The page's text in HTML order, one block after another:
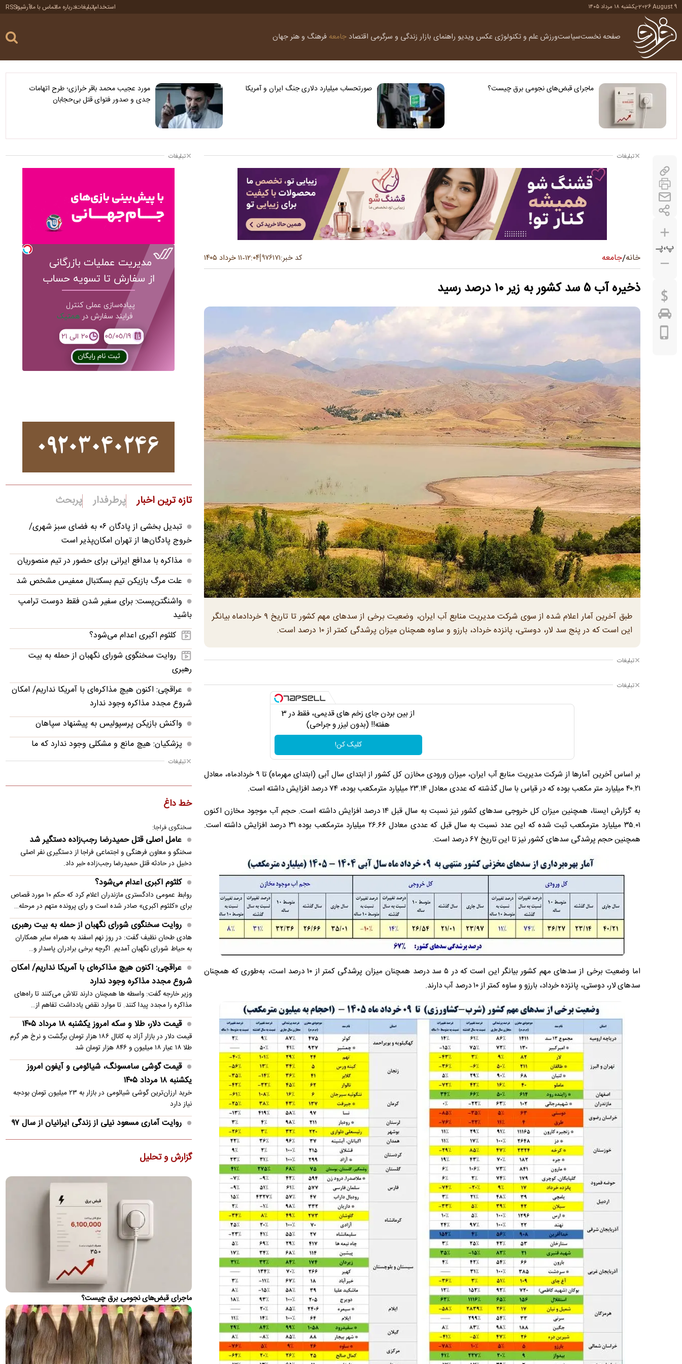
2026 August 9
-یکشنبه ۱۸ مرداد ۱۴۰۵ استخدامتبلیغاتدرباره ماتماس با ماآرشیوRSS
صفحه نخستسیاستورزش علم و تکنولوژی عکس ویدیو راهنمای بازارزندگی و سرگرمی اقتصاد جامعه فرهنگ و هنرجهان
ماجرای قبض‌های نجومی برق چیست؟ صورتحساب میلیارد دلاری جنگ ایران و آمریکا
مورد عجیب محمد باقر خرازی؛ طرح اتهامات
جدی و صدور فتوای قتل بی‌حجابان
پ،پـ
تبلیغات
خانه/جامعه کد خبر:۹۷۶۱۷۱ ۱۲:۰۴-۱۱ خرداد ۱۴۰۵
ذخیره آب ۵ سد کشور به زیر ۱۰ درصد رسید
طبق آخرین آمار اعلام شده از سوی شرکت مدیریت منابع آب ایران، وضعیت برخی از سدهای مهم کشور تا تاریخ ۹ خردادماه بیانگر
این است که در پنج سد لار، دوستی، پانزده خرداد، بارزو و ساوه همچنان میزان پرشدگی کمتر از ۱۰ درصد است.
تبلیغات
تبلیغات
از بین بردن جای زخم های قدیمی، فقط در 3
هفته!! (بدون لیزر و جراحی)
کلیک کن!
بر اساس آخرین آمارها از شرکت مدیریت منابع آب ایران، میزان ورودی مخازن کل کشور از ابتدای سال آبی (ابتدای مهرماه) تا ۹ خردادماه، معادل
۴۰.۲۱ میلیارد متر مکعب بوده که در قیاس با سال گذشته که عددی معادل ۲۳.۱۴ میلیارد مترمکعب بوده، ۷۴ درصد افزایش داشته است.
به گزارش ایسنا، همچنین میزان کل خروجی سدهای کشور نیز نسبت به سال قبل ۱۴ درصد افزایش داشته است. حجم آب موجود مخازن اکنون
۳۵.۰۱ میلیارد مترمکعب ثبت شده که این عدد نسبت به سال قبل که عددی معادل ۲۶.۶۶ میلیارد مترمکعب بوده ۳۱ درصد افزایش داشته است.
همچنین حجم پرشدگی سدهای کشور نیز تا این تاریخ ۶۷ درصد است.
اما وضعیت برخی از سدهای مهم کشور بیانگر این است که در ۵ سد درصد همچنان میزان پرشدگی کمتر از ۱۰ درصد است، به‌طوری که همچنان
سدهای لار، دوستی، پانزده خرداد، بارزو و ساوه کمتر از ۱۰ درصد آب دارند.
تبلیغات
تازه ترین اخبار پرطرفدار پربحث
تبدیل بخشی از پادگان ۰۶ به فضای سبز شهری/
خروج پادگان‌ها از تهران امکان‌پذیر است
مذاکره با مدافع ایرانی برای حضور در تیم منصوریان
علت مرگ بازیکن تیم بسکتبال ممفیس مشخص شد
واشنگتن‌پست: برای سفیر شدن فقط دوست ترامپ
باشید
کلثوم اکبری اعدام می‌شود؟
روایت سخنگوی شورای نگهبان از حمله به بیت
رهبری
عراقچی: اکنون هیچ مذاکره‌ای با آمریکا نداریم/ امکان
شروع مجدد مذاکره وجود ندارد
واکنش بازیکن پرسپولیس به پیشنهاد سپاهان
پزشکیان: هیچ مانع و مشکلی وجود ندارد که ما
نتوانیم آن را حل کنیم
قیمت دلار امروز یکشنبه ۱۸ مرداد ۱۴۰۵
قیمت طلا امروز یکشنبه ۱۸ مرداد ۱۴۰۵
انهدام باند بزرگ شکارچیان در چهارمحال‌وبختیاری
قیمت روز طلا و دلار
مرعشی: مسئله واقعی ایران، جنگ نیست، اقتصاد
است
تبلیغات
خط داغ
سخنگوی فراجا:
عامل اصلی قتل حمیدرضا رجب‌زاده دستگیر شد
سخنگو و معاون فرهنگی و اجتماعی فراجا از دستگیری نفر اصلی
دخیل در حادثه قتل حمیدرضا رجب‌زاده خبر داد.
کلثوم اکبری اعدام می‌شود؟
روابط عمومی دادگستری مازندران اعلام کرد که حکم ۱۰ مورد قصاص
برای «کلثوم اکبری» صادر شده است و رای پرونده متهم در مرحله…
روایت سخنگوی شورای نگهبان از حمله به بیت رهبری
هادی طحان نظیف گفت: در روز نهم اسفند به همراه سایر همکاران
به حیاط شورای نگهبان آمدیم. اگرچه برخی برادران پاسدار و…
عراقچی: اکنون هیچ مذاکره‌ای با آمریکا نداریم/ امکان
شروع مجدد مذاکره وجود ندارد
وزیر خارجه گفت: واسطه ها همچنان دارند تلاش می‌کنند تا راه‌های
مذاکره را مجدد پیدا کنند. تا موارد نقض یادداشت تفاهم از…
قیمت دلار، طلا و سکه امروز یکشنبه ۱۸ مرداد ۱۴۰۵
قیمت دلار در بازار آزاد به کانال ۱۸۶ هزار تومان برگشت و نرخ هر گرم
طلا ۱۸ عیار ۱۸ میلیون و ۸۴۶ هزار تومان شد
قیمت گوشی سامسونگ، شیائومی و آیفون امروز
یکشنبه ۱۸ مرداد ۱۴۰۵
خرید ارزان‌ترین گوشی شیائومی در بازار به ۲۳ میلیون تومان بودجه
نیاز دارد
روایت آماری مسعود نیلی از زندگی ایرانیان از سال ۹۷
تا ۱۴۰۵/ نرخ ارز، تقریبا ۵۰ برابر شده
یک اقتصاددان گفت: شکی نیست که زندگی اقتصادی، اجتماعی،
بازگشت مسی به زادگاهش پس از مرگ پدر
لیونل مسی ساعاتی پس از درگذشت پدرش، خورخه مسی، در شهر
روزاریو در کنار اعضای خانواده‌اش دیده شد.
شاهین اتوماتیک با افت ۴۰ میلیونی، بیشترین کاهش قیمت را در
عقبگرد رامین رضاییان؛ او از پرسپولیس پیشنهاد دارد؟
یکی از بهترین‌های ایران در جام جهانی ۲۰۲۶ همچنان بدون تیم و
بلاتکلیف است.
واکنش تلویحی ظریف به توافق مکه
محمدجواد ظریف نوشت: «سیاست نژادپرستانه و تجاوزکارانه
"اسرائیل بزرگ"، ضرورت پیمان‌های دفاعی فراگیر میان کشورهای
گزارش و تحلیل
ماجرای قبض‌های نجومی برق چیست؟